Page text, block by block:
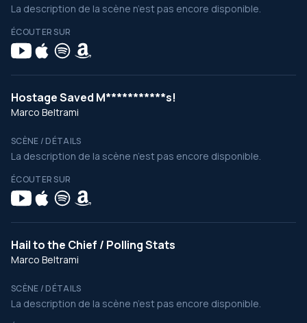
La description de la scène n’est pas encore disponible.
ÉCOUTER SUR
Hostage Saved M***********s!
Marco Beltrami
SCÈNE / DÉTAILS
La description de la scène n’est pas encore disponible.
ÉCOUTER SUR
Hail to the Chief / Polling Stats
Marco Beltrami
SCÈNE / DÉTAILS
La description de la scène n’est pas encore disponible.